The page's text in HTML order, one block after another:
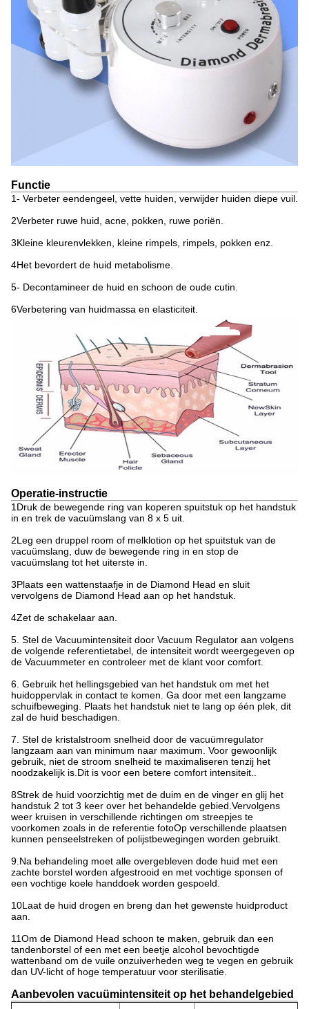
Functie
1- Verbeter eendengeel, vette huiden, verwijder huiden diepe vuil.
2Verbeter ruwe huid, acne, pokken, ruwe poriën.
3Kleine kleurenvlekken, kleine rimpels, rimpels, pokken enz.
4Het bevordert de huid metabolisme.
5- Decontamineer de huid en schoon de oude cutin.
6Verbetering van huidmassa en elasticiteit.
Operatie-instructie
1Druk de bewegende ring van koperen spuitstuk op het handstuk
in en trek de vacuümslang van 8 x 5 uit.
2Leg een druppel room of melklotion op het spuitstuk van de
vacuümslang, duw de bewegende ring in en stop de
vacuümslang tot het uiterste in.
3Plaats een wattenstaafje in de Diamond Head en sluit
vervolgens de Diamond Head aan op het handstuk.
4Zet de schakelaar aan.
5. Stel de Vacuumintensiteit door Vacuum Regulator aan volgens
de volgende referentietabel, de intensiteit wordt weergegeven op
de Vacuummeter en controleer met de klant voor comfort.
6. Gebruik het hellingsgebied van het handstuk om met het
huidoppervlak in contact te komen. Ga door met een langzame
schuifbeweging. Plaats het handstuk niet te lang op één plek, dit
zal de huid beschadigen.
7. Stel de kristalstroom snelheid door de vacuümregulator
langzaam aan van minimum naar maximum. Voor gewoonlijk
gebruik, niet de stroom snelheid te maximaliseren tenzij het
noodzakelijk is.Dit is voor een betere comfort intensiteit..
8Strek de huid voorzichtig met de duim en de vinger en glij het
handstuk 2 tot 3 keer over het behandelde gebied.Vervolgens
weer kruisen in verschillende richtingen om streepjes te
voorkomen zoals in de referentie fotoOp verschillende plaatsen
kunnen penseelstreken of polijstbewegingen worden gebruikt.
9.Na behandeling moet alle overgebleven dode huid met een
zachte borstel worden afgestrooid en met vochtige sponsen of
een vochtige koele handdoek worden gespoeld.
10Laat de huid drogen en breng dan het gewenste huidproduct
aan.
11Om de Diamond Head schoon te maken, gebruik dan een
tandenborstel of een met een beetje alcohol bevochtigde
wattenband om de vuile onzuiverheden weg te vegen en gebruik
dan UV-licht of hoge temperatuur voor sterilisatie.
Aanbevolen vacuümintensiteit op het behandelgebied